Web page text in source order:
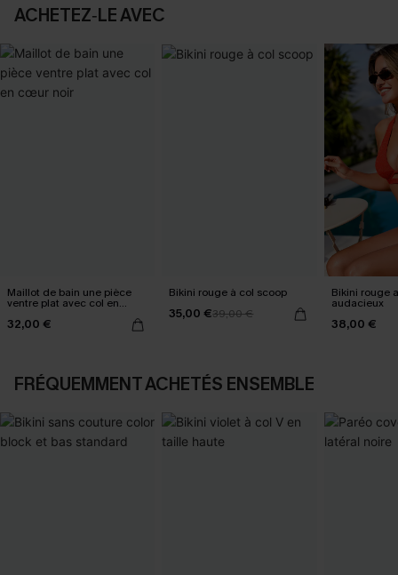
ACHETEZ‑LE AVEC
Maillot de bain une pièce
ventre plat avec col en
cœur noir
32,00 €
Bikini rouge à col scoop
35,00 €39,00 €
Bikini rouge
audacieux
38,00 €
FRÉQUEMMENT ACHETÉS ENSEMBLE